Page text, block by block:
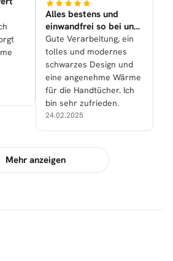
Alles bestens und
einwandfrei so bei uns
nun gelaufen!
Gute Verarbeitung, ein
tolles und modernes
schwarzes Design und
eine angenehme Wärme
für die Handtücher. Ich
bin sehr zufrieden.
24.02.2025
Mehr anzeigen